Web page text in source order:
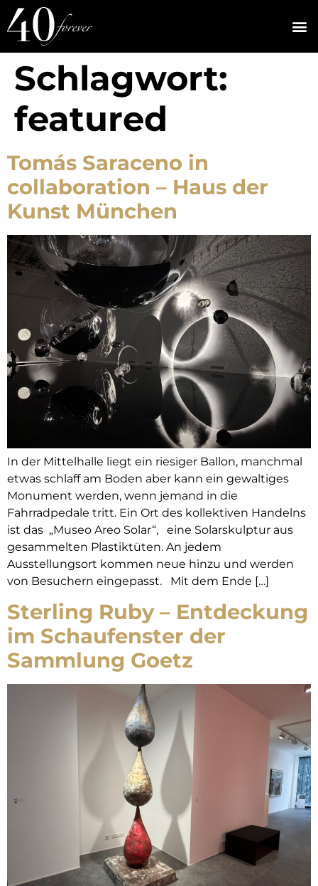
Schlagwort:
featured
Tomás Saraceno in
collaboration – Haus der
Kunst München
In der Mittelhalle liegt ein riesiger Ballon, manchmal
etwas schlaff am Boden aber kann ein gewaltiges
Monument werden, wenn jemand in die
Fahrradpedale tritt. Ein Ort des kollektiven Handelns
ist das „Museo Areo Solar“, eine Solarskulptur aus
gesammelten Plastiktüten. An jedem
Ausstellungsort kommen neue hinzu und werden
von Besuchern eingepasst. Mit dem Ende […]
Sterling Ruby – Entdeckung
im Schaufenster der
Sammlung Goetz